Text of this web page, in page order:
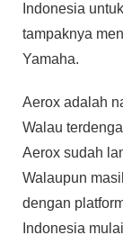
Indonesia
tampaknya
Yamaha.
Aerox adalah
Walau
Aerox sudah
Walaupun
dengan
Indonesia